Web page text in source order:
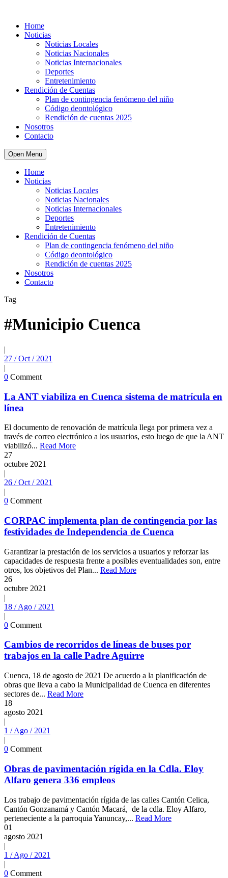
Home
Noticias
Noticias Locales
Noticias Nacionales
Noticias Internacionales
Deportes
Entretenimiento
Rendición de Cuentas
Plan de contingencia fenómeno del niño
Código deontológico
Rendición de cuentas 2025
Nosotros
Contacto
Open Menu
Home
Noticias
Noticias Locales
Noticias Nacionales
Noticias Internacionales
Deportes
Entretenimiento
Rendición de Cuentas
Plan de contingencia fenómeno del niño
Código deontológico
Rendición de cuentas 2025
Nosotros
Contacto
Tag
#Municipio Cuenca
|
27 / Oct / 2021
|
0 Comment
La ANT viabiliza en Cuenca sistema de matrícula en
línea
El documento de renovación de matrícula llega por primera vez a
través de correo electrónico a los usuarios, esto luego de que la ANT
viabilizó... Read More
27
octubre 2021
|
26 / Oct / 2021
|
0 Comment
CORPAC implementa plan de contingencia por las
festividades de Independencia de Cuenca
Garantizar la prestación de los servicios a usuarios y reforzar las
capacidades de respuesta frente a posibles eventualidades son, entre
otros, los objetivos del Plan... Read More
26
octubre 2021
|
18 / Ago / 2021
|
0 Comment
Cambios de recorridos de líneas de buses por
trabajos en la calle Padre Aguirre
Cuenca, 18 de agosto de 2021 De acuerdo a la planificación de
obras que lleva a cabo la Municipalidad de Cuenca en diferentes
sectores de... Read More
18
agosto 2021
|
1 / Ago / 2021
|
0 Comment
Obras de pavimentación rígida en la Cdla. Eloy
Alfaro genera 336 empleos
Los trabajo de pavimentación rígida de las calles Cantón Celica,
Cantón Gonzanamá y Cantón Macará, de la cdla. Eloy Alfaro,
perteneciente a la parroquia Yanuncay,... Read More
01
agosto 2021
|
1 / Ago / 2021
|
0 Comment